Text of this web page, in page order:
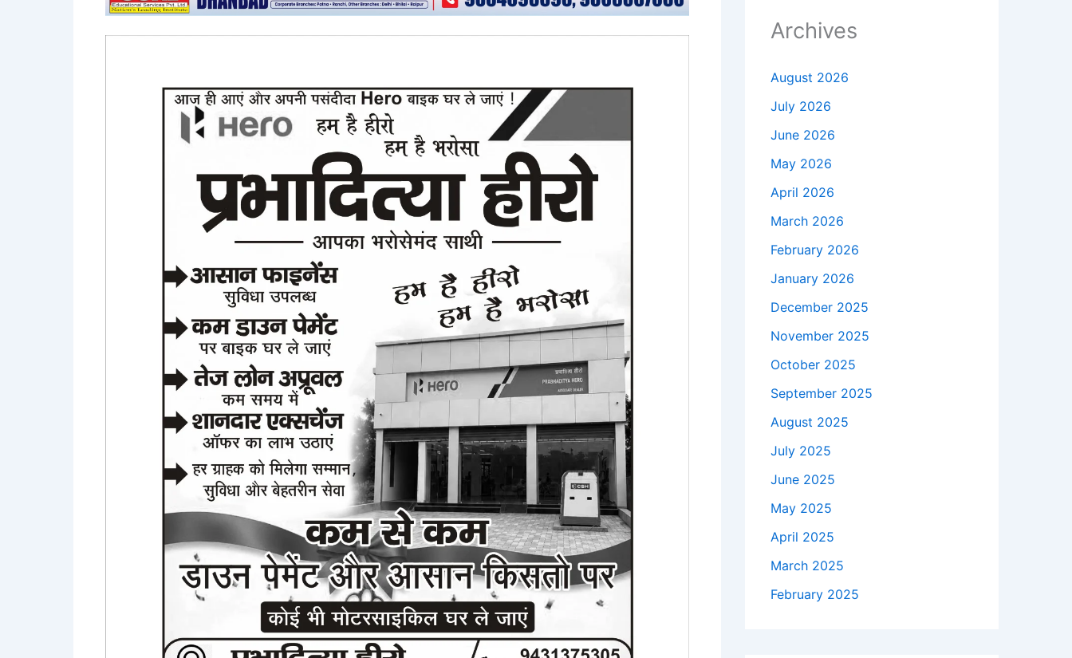
Archives
August 2026
July 2026
June 2026
May 2026
April 2026
March 2026
February 2026
January 2026
December 2025
November 2025
October 2025
September 2025
August 2025
July 2025
June 2025
May 2025
April 2025
March 2025
February 2025